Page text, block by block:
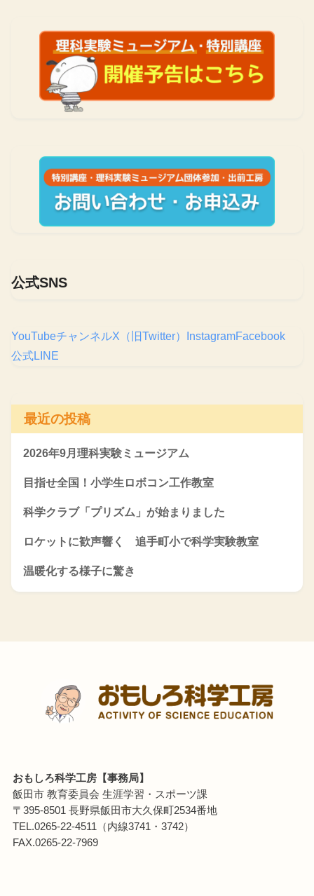
公式SNS
YouTubeチャンネルX（旧Twitter） InstagramFacebook
公式LINE
最近の投稿
2026年9月理科実験ミュージアム
目指せ全国！小学生ロボコン工作教室
科学クラブ「プリズム」が始まりました
ロケットに歓声響く 追手町小で科学実験教室
温暖化する様子に驚き
おもしろ科学工房【事務局】
飯田市 教育委員会 生涯学習・スポーツ課
〒395-8501 長野県飯田市大久保町2534番地
TEL.0265-22-4511（内線3741・3742）
FAX.0265-22-7969